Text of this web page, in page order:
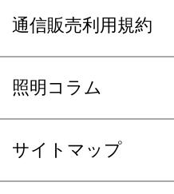
通信販売利用規約
照明コラム
サイトマップ